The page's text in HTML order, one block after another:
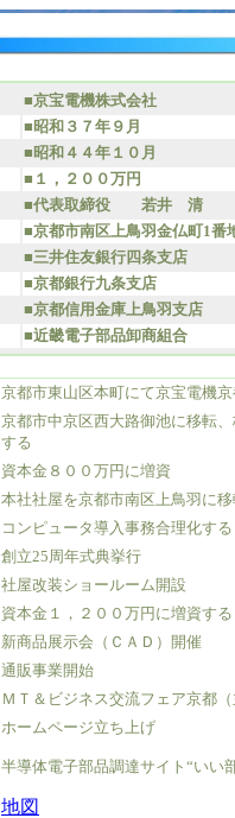
■京宝電機株式会社
■昭和３７年９月
■昭和４４年１０月
■ １，２００万円
■代表取締役 若井 清
■京都市南区上鳥羽金仏町1番
■三井住友銀行四条支店
■京都銀行九条支店
■京都信用金庫上鳥羽支店
■近畿電子部品卸商組合
京都市東山区本町にて京宝電機
京都市中京区西大路御池に移転
する
資本金８００万円に増資
本社社屋を京都市南区上鳥羽に
コンピュータ導入事務合理化する
創立25周年式典挙行
社屋改装ショールーム開設
資本金１，２００万円に増資する
新商品展示会（ＣＡＤ）開催
通販事業開始
ＭＴ＆ビジネス交流フェア京都
ホームページ立ち上げ
半導体電子部品調達サイト“いい
地図